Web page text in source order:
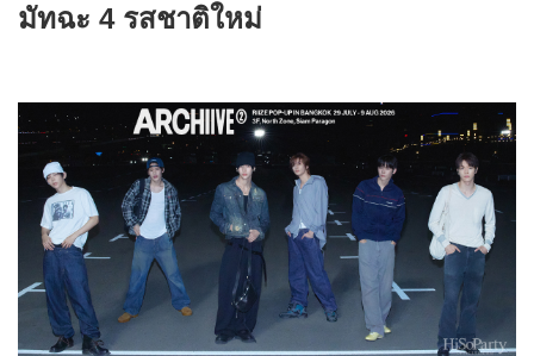
มัทฉะ 4 รสชาติใหม่